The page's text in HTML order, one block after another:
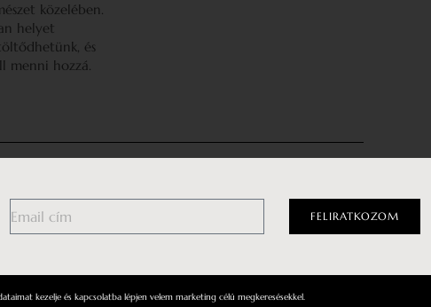
közelében.
helyet
és
menni hozzá.
Feltételek
Facebook
FELIRATKOZOM
kezelje és kapcsolatba lépjen velem marketing célú megkeresésekkel.